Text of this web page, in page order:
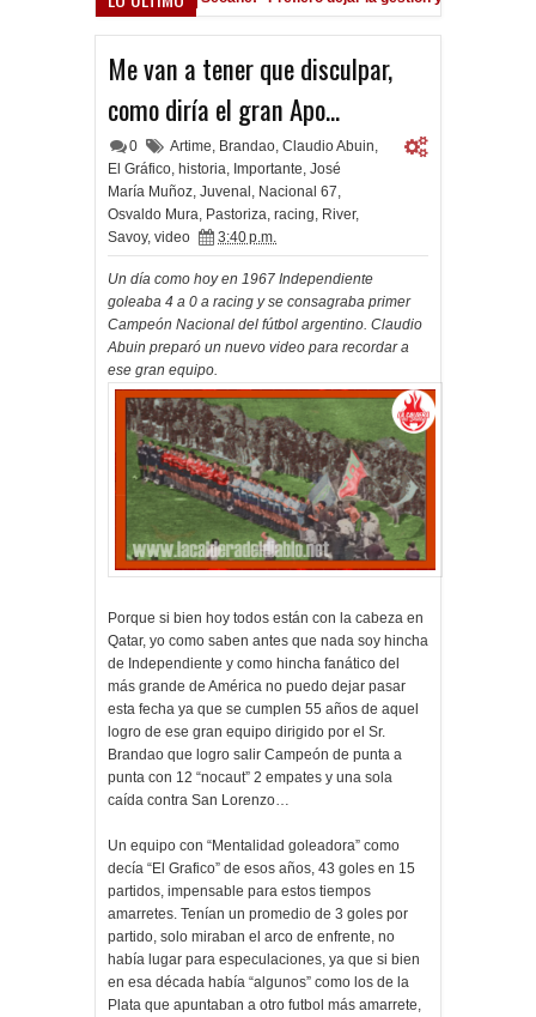
Me van a tener que disculpar,
como diría el gran Apo...
0 Artime, Brandao, Claudio Abuin,
El Gráfico, historia, Importante, José
María Muñoz, Juvenal , Nacional 67,
Osvaldo Mura, Pastoriza, racing, River,
Savoy, video 3:40 p.m.
Un día como hoy en 1967 Independiente
goleaba 4 a 0 a racing y se consagraba primer
Campeón Nacional del fútbol argentino. Claudio
Abuin preparó un nuevo video para recordar a
ese gran equipo.
Porque si bien hoy todos están con la cabeza en
Qatar, yo como saben antes que nada soy hincha
de Independiente y como hincha fanático del
más grande de América no puedo dejar pasar
esta fecha ya que se cumplen 55 años de aquel
logro de ese gran equipo dirigido por el Sr.
Brandao que logro salir Campeón de punta a
punta con 12 “nocaut” 2 empates y una sola
caída contra San Lorenzo…
Un equipo con “Mentalidad goleadora” como
decía “El Grafico” de esos años, 43 goles en 15
partidos, impensable para estos tiempos
amarretes. Tenían un promedio de 3 goles por
partido, solo miraban el arco de enfrente, no
había lugar para especulaciones, ya que si bien
en esa década había “algunos” como los de la
Plata que apuntaban a otro futbol más amarrete,